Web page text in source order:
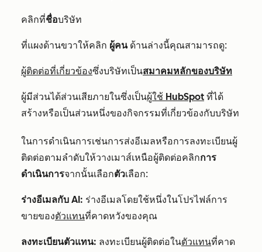
คลิกที่ชื่อบริษัท
ที่แผงด้านขวาให้คลิก ผู้คนด้านล่างนี้คุณสามารถดู:
ผู้ติดต่อที่เกี่ยวข้องซึ่งบริษัทเป็นสมาคมหลักของบริษัท
ผู้มีส่วนได้ส่วนเสียภายในซึ่งเป็นผู้ใช้ HubSpot ที่ได้
สร้างหรือเป็นส่วนหนึ่งของกิจกรรมที่เกี่ยวข้องกับบริษัท
ในการดำเนินการเช่นการส่งอีเมลหรือการลงทะเบียนผู้
ติดต่อตามลำดับให้วางเมาส์เหนือผู้ติดต่อคลิกการ
ดำเนินการจากนั้นเลือกตัวเลือก:
ร่างอีเมลกับ AI: ร่างอีเมลโดยใช้หนึ่งในโปรไฟล์การ
ขายของตัวแทนที่คาดหวังของคุณ
ลงทะเบียนตัวแทน: ลงทะเบียนผู้ติดต่อในตัวแทนที่คาด